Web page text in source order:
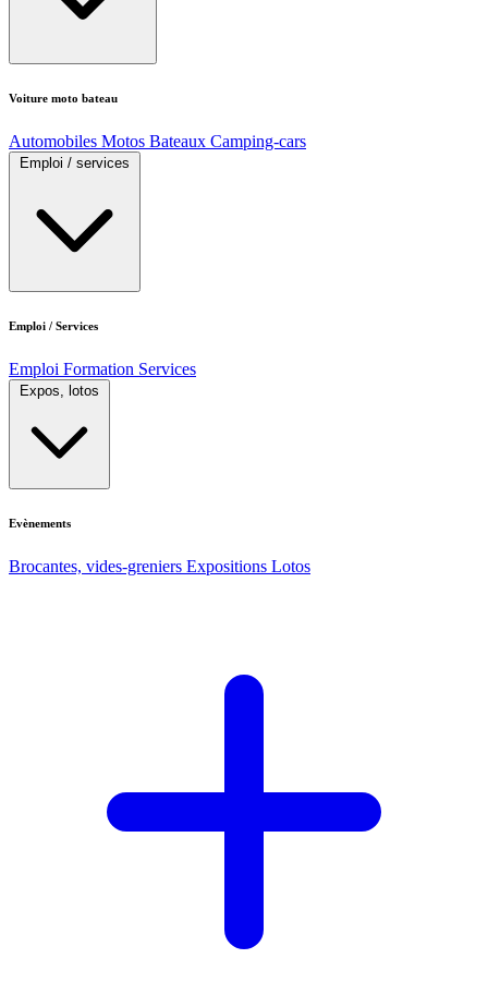
Voiture moto bateau
Automobiles Motos Bateaux Camping-cars
Emploi / services
Emploi / Services
Emploi Formation Services
Expos, lotos
Evènements
Brocantes, vides-greniers Expositions Lotos